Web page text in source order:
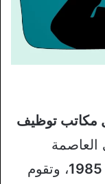
مكاتب توظيف
العاصمة
1985، وتقوم